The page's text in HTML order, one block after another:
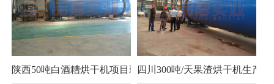
陕西50吨白酒糟烘干机项目现场四川300吨/天果渣烘干机生产现